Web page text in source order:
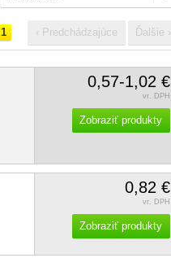
‹ Predchádzajúce Ďalšie ›
1
0,57-1,02 €
vr. DPH
Zobraziť produkty
0,82 €
vr. DPH
Zobraziť produkty